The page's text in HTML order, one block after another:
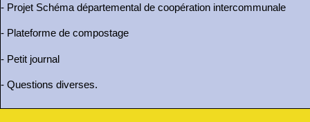
- Projet Schéma départemental de coopération intercommunale
- Plateforme de compostage
- Petit journal
- Questions diverses.